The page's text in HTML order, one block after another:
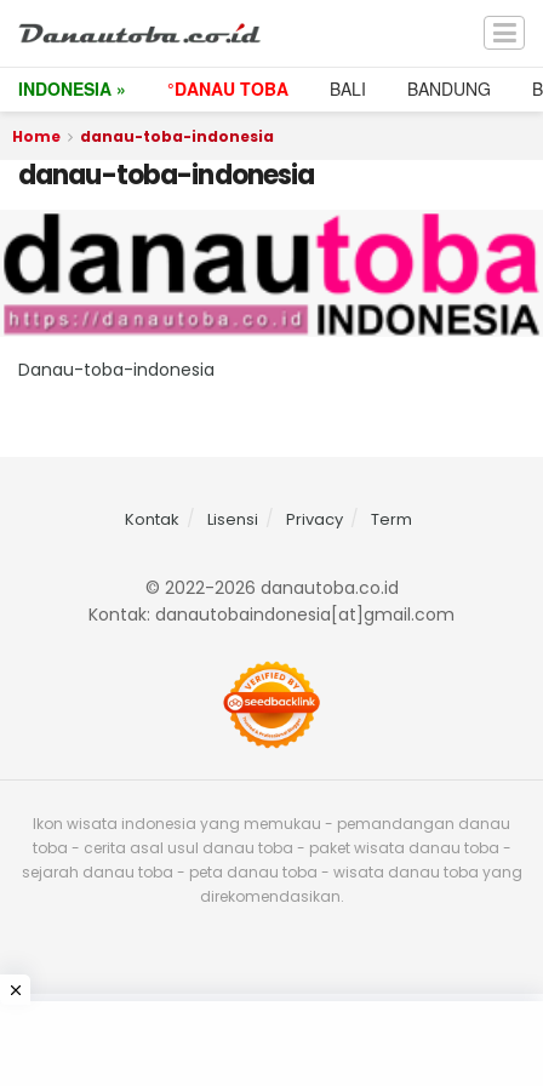
INDONESIA » °DANAU TOBA BALI BANDUNG
Home danau-toba-indonesia
danau-toba-indonesia
Danau-toba-indonesia
Kontak Lisensi Privacy Term
© 2022-2026 danautoba.co.id
Kontak: danautobaindonesia[at]gmail.com
Ikon wisata indonesia yang memukau - pemandangan danau
toba - cerita asal usul danau toba - paket wisata danau toba -
sejarah danau toba - peta danau toba - wisata danau toba yang
direkomendasikan.